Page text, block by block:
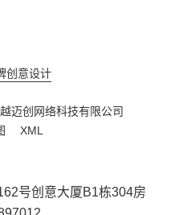
创意设计
迈创网络科技有限公司
XML
号创意大厦B1栋304房